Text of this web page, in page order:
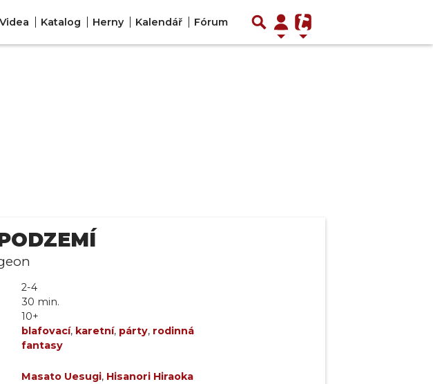
Videa Katalog Herny Kalendář Fórum
2-4
30 min.
10+
blafovací, karetní, párty, rodinná
fantasy
Masato Uesugi, Hisanori Hiraoka